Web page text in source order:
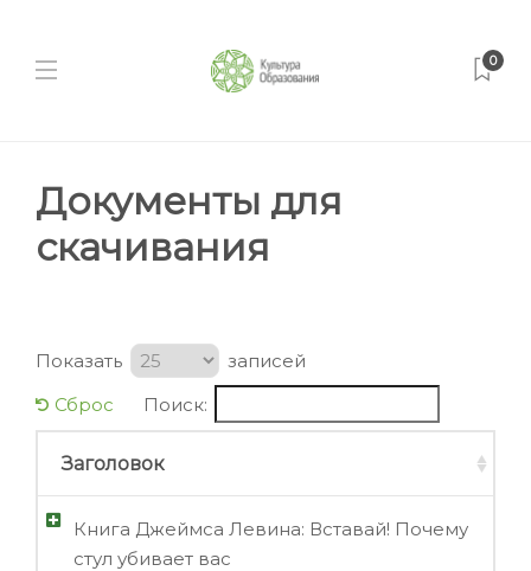
0
Документы для
скачивания
Показать
записей
Сброс
Поиск:
Заголовок
Книга Джеймса Левина: Вставай! Почему
стул убивает вас